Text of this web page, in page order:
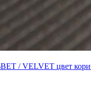
/ VELVET цвет